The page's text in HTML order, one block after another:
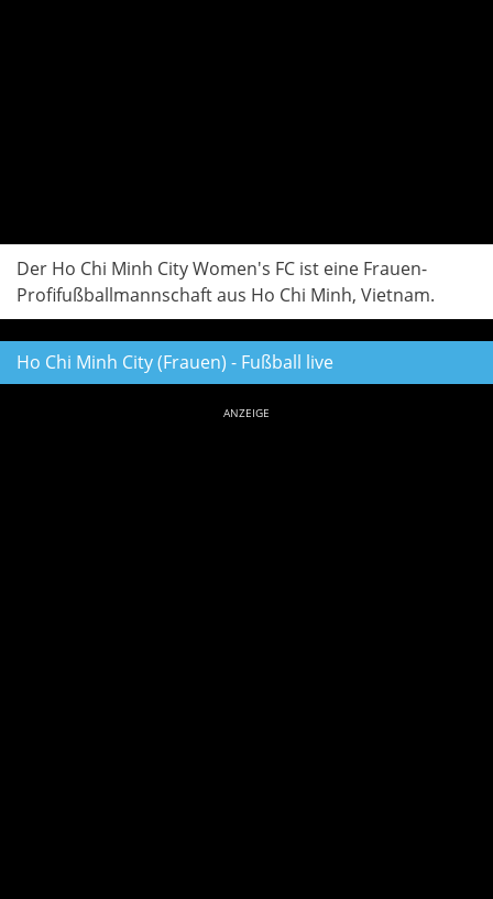
Der Ho Chi Minh City Women's FC ist eine Frauen-
Profifußballmannschaft aus Ho Chi Minh, Vietnam.
Ho Chi Minh City (Frauen) - Fußball live
ANZEIGE